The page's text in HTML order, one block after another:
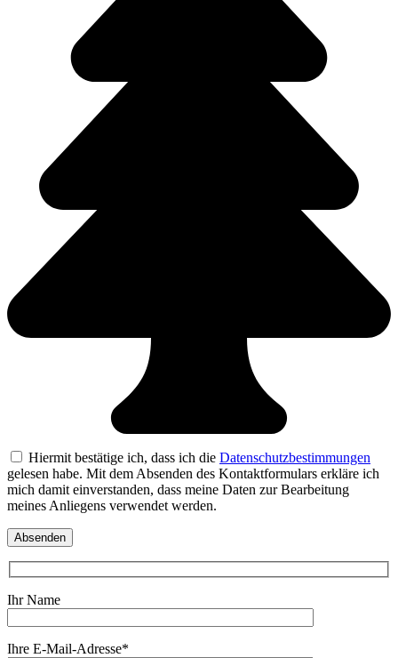
Hiermit bestätige ich, dass ich die Datenschutzbestimmungen
gelesen habe. Mit dem Absenden des Kontaktformulars erkläre ich
mich damit einverstanden, dass meine Daten zur Bearbeitung
meines Anliegens verwendet werden.
Ihr Name
Ihre E-Mail-Adresse*